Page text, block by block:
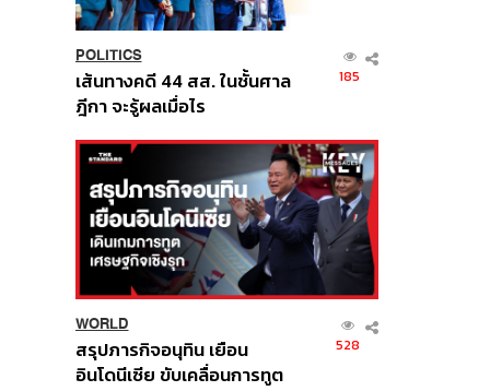
POLITICS
เส้นทางคดี 44 สส. ในชั้นศาล
ฎีกา จะรู้ผลเมื่อไร
185
WORLD
สรุปภารกิจอนุทิน เยือน
อินโดนีเซีย ขับเคลื่อนการทูต
528